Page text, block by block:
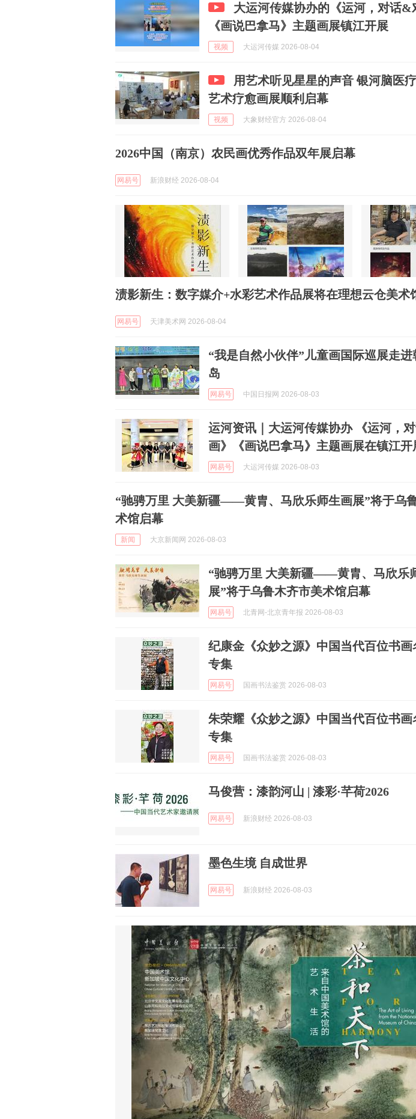
大运河传媒协办的《运河，对话&
《画说巴拿马》主题画展镇江开展
视频 大运河传媒 2026-08-04
用艺术听见星星的声音 银河脑医疗郑州医院
艺术疗愈画展顺利启幕
视频 大象财经官方 2026-08-04
2026中国（南京）农民画优秀作品双年展启幕
网易号 新浪财经 2026-08-04
渍影新生：数字媒介+水彩艺术作品展将在理想云仓美术
网易号 天津美术网 2026-08-04
“我是自然小伙伴”儿童画国际巡展走进
岛
网易号 中国日报网 2026-08-03
运河资讯｜大运河传媒协办 《运河，
画》《画说巴拿马》主题画展在镇江开
网易号 大运河传媒 2026-08-03
“驰骋万里 大美新疆——黄胄、马欣乐师生画展”将于乌
术馆启幕
新闻 大京新闻网 2026-08-03
“驰骋万里 大美新疆——黄胄、马欣乐
展”将于乌鲁木齐市美术馆启幕
网易号 北青网-北京青年报 2026-08-03
纪康金《众妙之源》中国当代百位书画
专集
网易号 国画书法鉴赏 2026-08-03
朱荣耀《众妙之源》中国当代百位书画
专集
网易号 国画书法鉴赏 2026-08-03
马俊营：漆韵河山 | 漆彩·芊荷2026
网易号 新浪财经 2026-08-03
墨色生境 自成世界
网易号 新浪财经 2026-08-03